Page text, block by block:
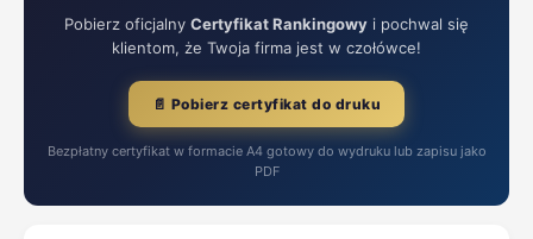
Pobierz oficjalny Certyfikat Rankingowy i pochwal się
klientom, że Twoja firma jest w czołówce!
📄 Pobierz certyfikat do druku
Bezpłatny certyfikat w formacie A4 gotowy do wydruku lub zapisu jako
PDF